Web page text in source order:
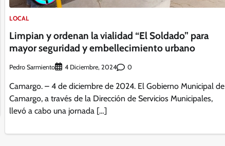
LOCAL
Limpian y ordenan la vialidad “El Soldado” para
mayor seguridad y embellecimiento urbano
Pedro Sarmiento 4 Diciembre, 2024 0
Camargo. – 4 de diciembre de 2024. El Gobierno Municipal de
Camargo, a través de la Dirección de Servicios Municipales,
llevó a cabo una jornada […]